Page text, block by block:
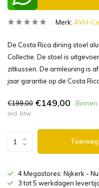
Merk: AVH-
De Costa Rica dining stoel
Collectie. De stoel is
zitkussen. De armleuning is
jaar garantie op de Costa
€199,00 €149,00
Incl. btw
4 Megastores: Nijkerk -
3 tot 5 werkdagen